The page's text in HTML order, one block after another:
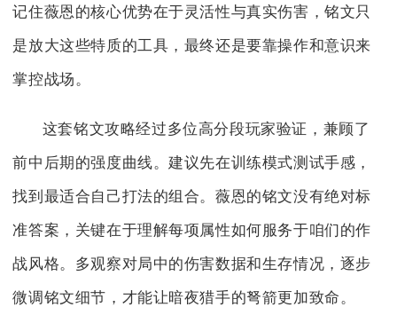
记住薇恩的核心优势在于灵活性与真实伤害，铭文只
是放大这些特质的工具，最终还是要靠操作和意识来
掌控战场。
这套铭文攻略经过多位高分段玩家验证，兼顾了
前中后期的强度曲线。建议先在训练模式测试手感，
找到最适合自己打法的组合。薇恩的铭文没有绝对标
准答案，关键在于理解每项属性如何服务于咱们的作
战风格。多观察对局中的伤害数据和生存情况，逐步
微调铭文细节，才能让暗夜猎手的弩箭更加致命。